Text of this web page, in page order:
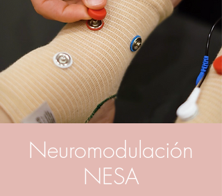
Neuromodulación
NESA